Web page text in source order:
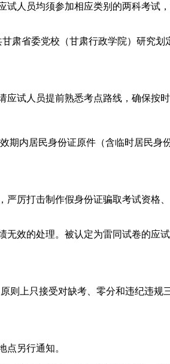
人员均须参加相应类别的两科考试
肃省委党校（甘肃行政学院）研究划
试人员提前熟悉考点路线，确保按时
内居民身份证原件（含临时居民身
厉打击制作假身份证骗取考试资格
效的处理。被认定为雷同试卷的应
则上只接受对缺考、零分和违纪违
点另行通知。